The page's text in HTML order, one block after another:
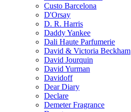
Custo Barcelona
D'Orsay
D. R. Harris
Daddy Yankee
Dali Haute Parfumerie
David & Victoria Beckham
David Jourquin
David Yurman
Davidoff
Dear Diary
Declare
Demeter Fragrance